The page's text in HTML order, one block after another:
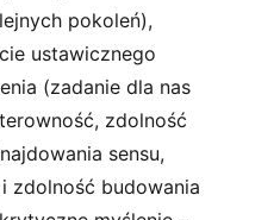
pokoleń),
ustawicznego
(zadanie dla nas
zdolność
sensu,
zdolność budowania